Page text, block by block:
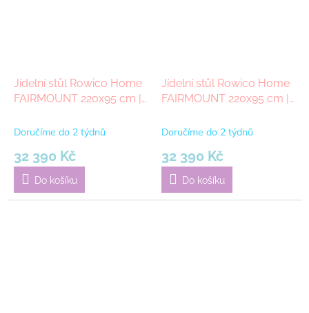
Jídelní stůl Rowico Home
FAIRMOUNT 220x95 cm |
Doručíme do 2 týdnů
32 390 Kč
Do košíku
Jídelní stůl Rowico Home
FAIRMOUNT 220x95 cm |
Doručíme do 2 týdnů
32 390 Kč
Do košíku